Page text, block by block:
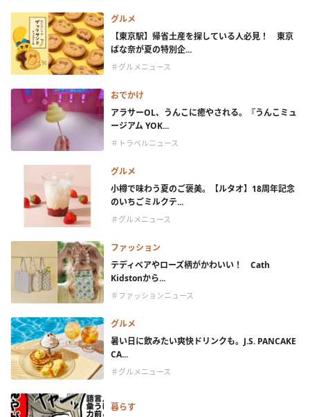
グルメ
【東京駅】帰省土産を探している人必見！ 東京
ばな奈が夏の特別企...
＃グルメニュース
おでかけ
アラサーOL、うんこに癒やされる。『うんこミュ
ージアム YOK...
＃トラベルニュース
グルメ
小樽で味わう夏のご褒美。【ルタオ】18周年記念
のいちごミルクテ...
＃グルメニュース
ファッション
テディベアやローズ柄がかわいい！ Cath
Kidstonから...
＃ファッションニュース
グルメ
暑い日に飲みたい爽快ドリンクも。J.S. PANCAKE
CA...
＃グルメニュース
暮らす